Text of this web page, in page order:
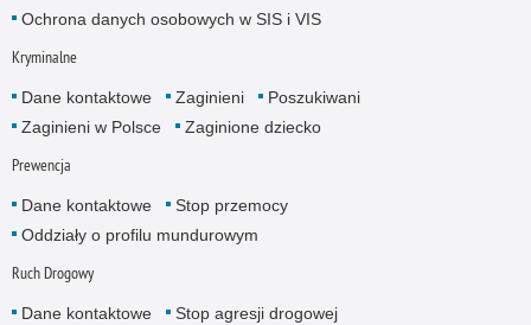
Ochrona danych osobowych w SIS i VIS
Kryminalne
Dane kontaktowe Zaginieni
Poszukiwani
Zaginieni w Polsce
Zaginione dziecko
Prewencja
Dane kontaktowe
Stop przemocy
Oddziały o profilu mundurowym
Ruch Drogowy
Dane kontaktowe
Stop agresji drogowej